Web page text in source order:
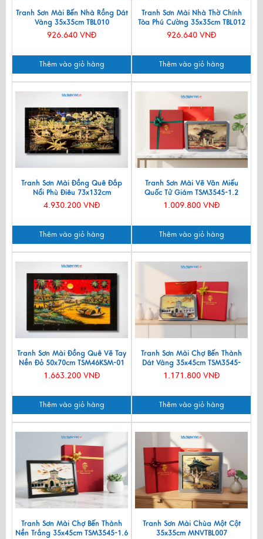
Tranh Sơn Mài Bến Nhà Rồng Dát
Vàng 35x35cm TBL010
926.640 VNĐ
Thêm vào giỏ hàng
Tranh Sơn Mài Nhà Thờ Chính
Tòa Phú Cường 35x35cm TBL012
926.640 VNĐ
Thêm vào giỏ hàng
Tranh Sơn Mài Đồng Quê Đắp
Nổi Phù Điêu 73x132cm
TSM7135-1
4.930.200 VNĐ
Thêm vào giỏ hàng
Tranh Sơn Mài Vẽ Văn Miếu
Quốc Tử Giám TSM3545-1.2
1.009.800 VNĐ
Thêm vào giỏ hàng
Tranh Sơn Mài Đồng Quê Vẽ Tay
Nền Đỏ 50x70cm TSM46KSM-01
1.663.200 VNĐ
Thêm vào giỏ hàng
Tranh Sơn Mài Chợ Bến Thành
Dát Vàng 35x45cm TSM3545-
1.5/1
1.171.800 VNĐ
Thêm vào giỏ hàng
Tranh Sơn Mài Chợ Bến Thành
Nền Trắng 35x45cm TSM3545-1.6
Tranh Sơn Mài Chùa Một Cột
35x35cm MNVTBL007